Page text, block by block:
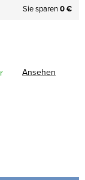
Sie sparen0 €
Ansehen